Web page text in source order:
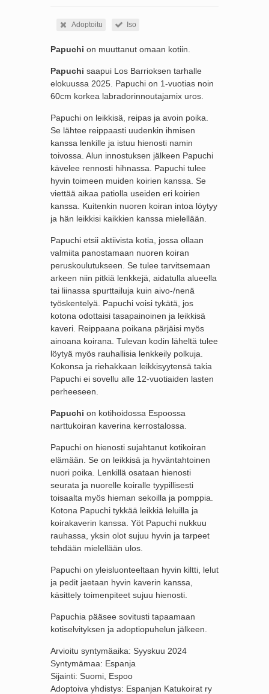
Adoptoitu Iso
Papuchi on muuttanut omaan kotiin.
Papuchi saapui Los Barrioksen tarhalle
elokuussa 2025. Papuchi on 1-vuotias noin
60cm korkea labradorinnoutajamix uros.
Papuchi on leikkisä, reipas ja avoin poika.
Se lähtee reippaasti uudenkin ihmisen
kanssa lenkille ja istuu hienosti namin
toivossa. Alun innostuksen jälkeen Papuchi
kävelee rennosti hihnassa. Papuchi tulee
hyvin toimeen muiden koirien kanssa. Se
viettää aikaa patiolla useiden eri koirien
kanssa. Kuitenkin nuoren koiran intoa löytyy
ja hän leikkisi kaikkien kanssa mielellään.
Papuchi etsii aktiivista kotia, jossa ollaan
valmiita panostamaan nuoren koiran
peruskoulutukseen. Se tulee tarvitsemaan
arkeen niin pitkiä lenkkejä, aidatulla alueella
tai liinassa spurttailuja kuin aivo-/nenä
työskentelyä. Papuchi voisi tykätä, jos
kotona odottaisi tasapainoinen ja leikkisä
kaveri. Reippaana poikana pärjäisi myös
ainoana koirana. Tulevan kodin läheltä tulee
löytyä myös rauhallisia lenkkeily polkuja.
Kokonsa ja riehakkaan leikkisyytensä takia
Papuchi ei sovellu alle 12-vuotiaiden lasten
perheeseen.
Papuchi on kotihoidossa Espoossa
narttukoiran kaverina kerrostalossa.
Papuchi on hienosti sujahtanut kotikoiran
elämään. Se on leikkisä ja hyväntahtoinen
nuori poika. Lenkillä osataan hienosti
seurata ja nuorelle koiralle tyypillisesti
toisaalta myös hieman sekoilla ja pomppia.
Kotona Papuchi tykkää leikkiä leluilla ja
koirakaverin kanssa. Yöt Papuchi nukkuu
rauhassa, yksin olot sujuu hyvin ja tarpeet
tehdään mielellään ulos.
Papuchi on yleisluonteeltaan hyvin kiltti, lelut
ja pedit jaetaan hyvin kaverin kanssa,
käsittely toimenpiteet sujuu hienosti.
Papuchia pääsee sovitusti tapaamaan
kotiselvityksen ja adoptiopuhelun jälkeen.
Arvioitu syntymäaika: Syyskuu 2024
Syntymämaa: Espanja
Sijainti: Suomi, Espoo
Adoptoiva yhdistys: Espanjan Katukoirat ry